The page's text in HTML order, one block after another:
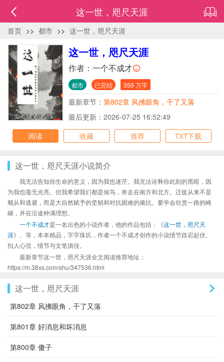
这一世，咫尺天涯
首页 >> 都市 >> 这一世，咫尺天涯
这一世，咫尺天涯
作者： 一个不成才
都市 已完结 359 万字
最新章节： 第802章 风拂眼角，干了又落
最后更新：2026-07-25 16:52:49
阅读
收藏 推荐 TXT下载
这一世，咫尺天涯小说简介
我无法告知你生命的意义，因为我也迷茫。我无法诠释你此刻的黑暗，因
为我也毫无光亮。但我希望我们都是候鸟，奔走在南方和北方。迁徙从来不是
顺从和逃避，而是大自然赋予的坚韧和对抗困难的顽抗。要学会欣赏一路的崎
岖，并在沿途种满理想。
一个不成才是一名出色的小说作者，他的作品包括：《这一世，咫尺天
涯》、等，本本精品，字字珠玑，作者一个不成才创作的小说情节跌宕起伏、
扣人心弦，情节与文笔俱佳。
最新章节这一世，咫尺天涯全文阅读推荐地址：
https://m.38xs.com/shu/347536.html
这一世，咫尺天涯
第802章 风拂眼角，干了又落
第801章 好消息和坏消息
第800章 傻子